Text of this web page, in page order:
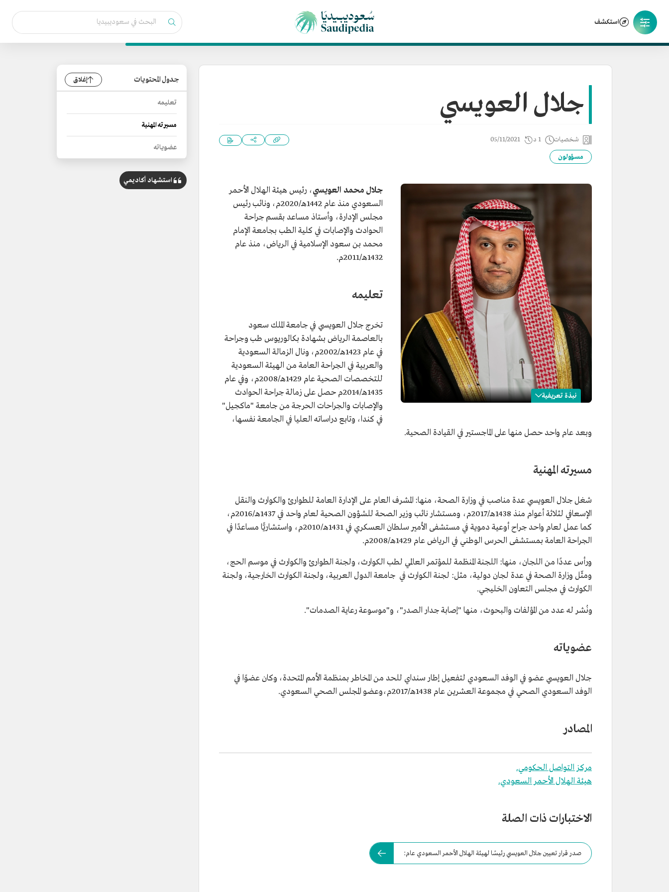
استكشف
جلال العويسي
شخصيات 1 د 05/11/2021
مسؤولون
نبذة تعريفية
الاسم
جلال العويسي.
تاريخ التعيين
"ماكجيل".
من عضوياته
عضو في الوفد السعودي لتفعيل إطار سنداي
للحد من المخاطر بمنظمة الأمم المتحدة.
جلال محمد العويسي، رئيس هيئة الهلال الأحمر
السعودي منذ عام 1442هـ/2020م، ونائب رئيس
مجلس الإدارة، وأستاذ مساعد بقسم جراحة
الحوادث والإصابات في كلية الطب بجامعة الإمام
محمد بن سعود الإسلامية في الرياض، منذ عام
1432هـ/2011م.
تعليمه
تخرج جلال العويسي في جامعة الملك سعود
بالعاصمة الرياض بشهادة بكالوريوس طب وجراحة
في عام 1423هـ/2002م، ونال الزمالة السعودية
والعربية في الجراحة العامة من الهيئة السعودية
للتخصصات الصحية عام 1429هـ/2008م، وفي عام
1435هـ/2014م حصل على زمالة جراحة الحوادث
والإصابات والجراحات الحرجة من جامعة "ماكجيل"
في كندا، وتابع دراساته العليا في الجامعة نفسها،
وبعد عام واحد حصل منها على الماجستير في القيادة الصحية.
مسيرته المهنية
شغل جلال العويسي عدة مناصب في وزارة الصحة، منها: المشرف العام على الإدارة العامة للطوارئ والكوارث والنقل
الإسعافي لثلاثة أعوام منذ 1438هـ/2017م، ومستشار نائب وزير الصحة للشؤون الصحية لعام واحد في 1437هـ/2016م،
كما عمل لعام واحد جراح أوعية دموية في مستشفى الأمير سلطان العسكري في 1431هـ/2010م، واستشاريًّا مساعدًا في
الجراحة العامة بمستشفى الحرس الوطني في الرياض عام 1429هـ/2008م.
ورأس عددًا من اللجان، منها: اللجنة المنظمة للمؤتمر العالمي لطب الكوارث، ولجنة الطوارئ والكوارث في موسم الحج،
ومثّل وزارة الصحة في عدة لجان دولية، مثل: لجنة الكوارث في جامعة الدول العربية، ولجنة الكوارث الخارجية، ولجنة
الكوارث في مجلس التعاون الخليجي.
ونُشر له عدد من المؤلفات والبحوث، منها "إصابة جدار الصدر"، و"موسوعة رعاية الصدمات".
عضوياته
جلال العويسي عضو في الوفد السعودي لتفعيل إطار سنداي للحد من المخاطر بمنظمة الأمم المتحدة، وكان عضوًا في
الوفد السعودي الصحي في مجموعة العشرين عام 1438هـ/2017م،وعضو المجلس الصحي السعودي.
المصادر
مركز التواصل الحكومي.
هيئة الهلال الأحمر السعودي.
الاختبارات ذات الصلة
صدر قرار تعيين جلال العويسي رئيسًا لهيئة الهلال الأحمر السعودي عام:
جدول المحتويات إغلاق
تعليمه
مسيرته المهنية
عضوياته
استشهاد أكاديمي